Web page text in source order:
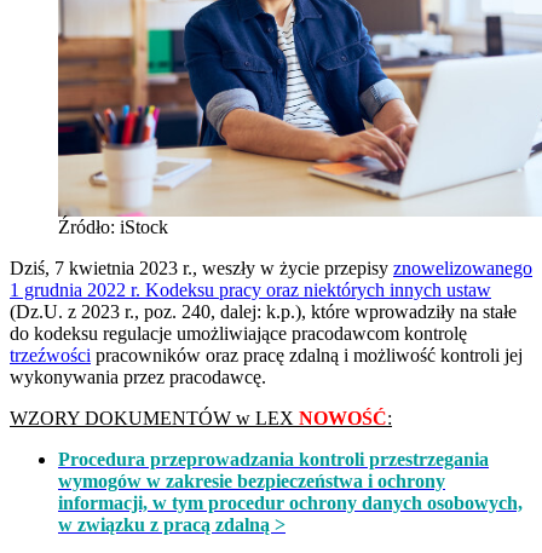
Źródło: iStock
Dziś, 7 kwietnia 2023 r., weszły w życie przepisy znowelizowanego
1 grudnia 2022 r. Kodeksu pracy oraz niektórych innych ustaw
(Dz.U. z 2023 r., poz. 240, dalej: k.p.), które wprowadziły na stałe
do kodeksu regulacje umożliwiające pracodawcom kontrolę
trzeźwości pracowników oraz pracę zdalną i możliwość kontroli jej
wykonywania przez pracodawcę.
WZORY DOKUMENTÓW w LEX NOWOŚĆ:
Procedura przeprowadzania kontroli przestrzegania
wymogów w zakresie bezpieczeństwa i ochrony
informacji, w tym procedur ochrony danych osobowych,
w związku z pracą zdalną >